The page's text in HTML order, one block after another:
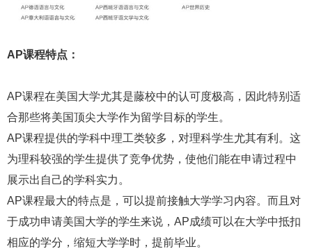
AP课程特点：
AP课程在美国大学尤其是藤校中的认可度极高，因此特别适
合那些将美国顶尖大学作为留学目标的学生。
AP课程提供的学科中理工类较多，对理科学生尤其有利。这
为理科较强的学生提供了竞争优势，使他们能在申请过程中
展示出自己的学科实力。
AP课程最大的特点是，可以提前接触大学学习内容。而且对
于成功申请美国大学的学生来说，AP成绩可以在大学中抵扣
相应的学分，缩短大学学时，提前毕业。